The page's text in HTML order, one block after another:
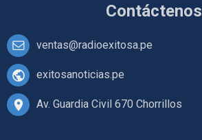
Contáctenos
ventas@radioexitosa.pe
exitosanoticias.pe
Av. Guardia Civil 670 Chorrillos